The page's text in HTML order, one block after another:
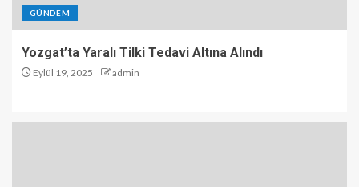
GÜNDEM
Yozgat’ta Yaralı Tilki Tedavi Altına Alındı
Eylül 19, 2025 admin